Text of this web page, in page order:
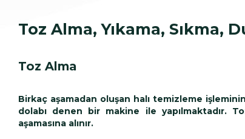
Toz Alma, Yıkama, Sıkma,
Toz Alma
Birkaç aşamadan oluşan halı temizleme
dolabı denen bir makine ile yapılmaktadır.
aşamasına alınır.